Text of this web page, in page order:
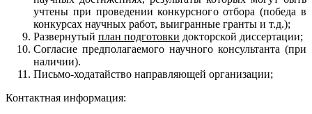
учтены при проведении конкурсного отбора (победа в
конкурсах научных работ, выигранные гранты и т.д.);
Развернутый план подготовки докторской диссертации;
Согласие предполагаемого научного консультанта (при
наличии).
Письмо-ходатайство направляющей организации;
Контактная информация: